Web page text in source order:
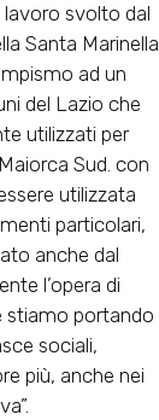
lavoro svolto dal
Santa Marinella
ad un
del Lazio che
utilizzati per
Sud. con
utilizzata
particolari,
anche dal
l’opera di
stiamo portando
sociali,
più, anche nei